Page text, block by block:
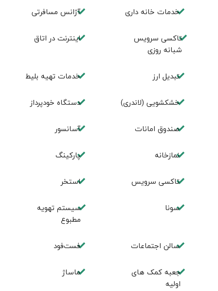
خدمات خانه داری آژانس مسافرتی
تاکسی سرویس
شبانه روزی
اينترنت در اتاق
تبديل ارز خدمات تهيه بليط
خشکشویی (لاندری) دستگاه خودپرداز
صندوق امانات آسانسور
نمازخانه پارکینگ
تاکسی سرویس استخر
سونا
سیستم تهویه
مطبوع
سالن اجتماعات فست‌فود
جعبه کمک های
اولیه
ماساژ